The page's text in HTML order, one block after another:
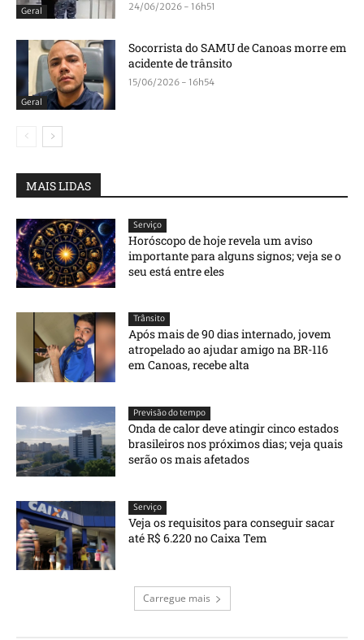
Geral 24/06/2026 - 16h51
Geral
Socorrista do SAMU de Canoas morre em
acidente de trânsito
15/06/2026 - 16h54
MAIS LIDAS
Serviço
Horóscopo de hoje revela um aviso
importante para alguns signos; veja se o
seu está entre eles
Trânsito
Após mais de 90 dias internado, jovem
atropelado ao ajudar amigo na BR-116
em Canoas, recebe alta
Previsão do tempo
Onda de calor deve atingir cinco estados
brasileiros nos próximos dias; veja quais
serão os mais afetados
Serviço
Veja os requisitos para conseguir sacar
até R$ 6.220 no Caixa Tem
Carregue mais